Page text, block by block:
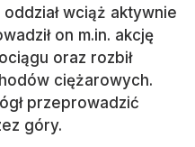
wciąż aktywnie
on m.in. akcję
oraz rozbił
ciężarowych.
przeprowadzić
góry.